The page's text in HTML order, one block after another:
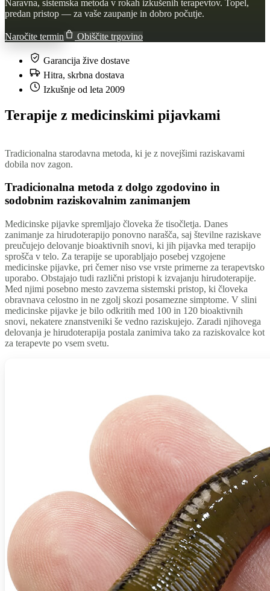
Naravna, sistemska metoda v rokah izkušenih terapevtov. Topel,
predan pristop — za vaše zaupanje in dobro počutje.
Naročite termin Obiščite trgovino
Garancija žive dostave
Hitra, skrbna dostava
Izkušnje od leta 2009
Terapije z medicinskimi pijavkami
Tradicionalna starodavna metoda, ki je z novejšimi raziskavami
dobila nov zagon.
Tradicionalna metoda z dolgo zgodovino in
sodobnim raziskovalnim zanimanjem
Medicinske pijavke spremljajo človeka že tisočletja. Danes
zanimanje za hirudoterapijo ponovno narašča, saj številne raziskave
preučujejo delovanje bioaktivnih snovi, ki jih pijavka med terapijo
sprošča v telo. Za terapije se uporabljajo posebej vzgojene
medicinske pijavke, pri čemer niso vse vrste primerne za terapevtsko
uporabo. Obstajajo tudi različni pristopi k izvajanju hirudoterapije.
Med njimi posebno mesto zavzema sistemski pristop, ki človeka
obravnava celostno in ne zgolj skozi posamezne simptome. V slini
medicinske pijavke je bilo odkritih med 100 in 120 bioaktivnih
snovi, nekatere znanstveniki še vedno raziskujejo. Zaradi njihovega
delovanja je hirudoterapija postala zanimiva tako za raziskovalce kot
za terapevte po vsem svetu.